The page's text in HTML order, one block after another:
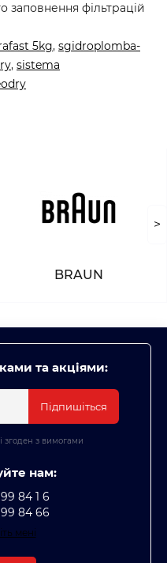
заповнення фільтрацій
5kg, sgidroplomba-
, sistema
BRAUN
>
та акціями:
Підпишіться
і згоден з вимогами
нам:
84 1 6
84 66
мені